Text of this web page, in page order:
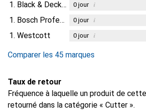
1. Black & Decker 0jour i
1. Bosch Professional 0jour i
1. Westcott 0jour i
Comparer les 45 marques
Taux de retour
Fréquence à laquelle un produit de
retourné dans la catégorie « Cutter ».